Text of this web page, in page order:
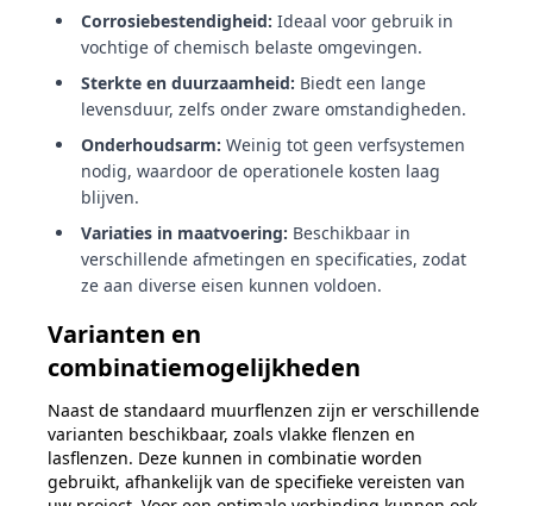
Corrosiebestendigheid: Ideaal voor gebruik in
vochtige of chemisch belaste omgevingen.
Sterkte en duurzaamheid: Biedt een lange
levensduur, zelfs onder zware omstandigheden.
Onderhoudsarm: Weinig tot geen verfsystemen
nodig, waardoor de operationele kosten laag
blijven.
Variaties in maatvoering: Beschikbaar in
verschillende afmetingen en specificaties, zodat
ze aan diverse eisen kunnen voldoen.
Varianten en
combinatiemogelijkheden
Naast de standaard muurflenzen zijn er verschillende
varianten beschikbaar, zoals vlakke flenzen en
lasflenzen. Deze kunnen in combinatie worden
gebruikt, afhankelijk van de specifieke vereisten van